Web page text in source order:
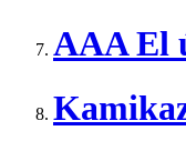
AAA El